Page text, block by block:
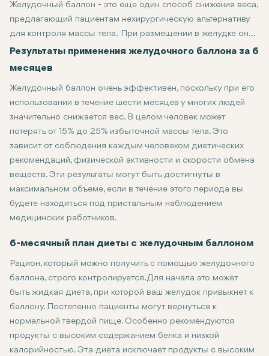
Желудочный баллон - это еще один способ снижения веса,
предлагающий пациентам нехирургическую альтернативу
для контроля массы тела. При размещении в желудке он
помогает создать ощущение сытости и, следовательно,
может существенно повлиять на снижение веса и общее
состояние здоровья пациента. В течение шести месяцев
было бы важно понять последствия, преимущества и
побочные эффекты такого подхода.
Для многих людей шесть месяцев - это значительное
Результаты применения желудочного баллона за 6
месяцев
Желудочный баллон очень эффективен, поскольку при его
использовании в течение шести месяцев у многих людей
значительно снижается вес. В целом человек может
потерять от 15% до 25% избыточной массы тела. Это
зависит от соблюдения каждым человеком диетических
рекомендаций, физической активности и скорости обмена
веществ. Эти результаты могут быть достигнуты в
максимальном объеме, если в течение этого периода вы
будете находиться под пристальным наблюдением
медицинских работников.
6-месячный план диеты с желудочным баллоном
Рацион, который можно получить с помощью желудочного
баллона, строго контролируется. Для начала это может
быть жидкая диета, при которой ваш желудок привыкнет к
баллону. Постепенно пациенты могут вернуться к
нормальной твердой пище. Особенно рекомендуются
продукты с высоким содержанием белка и низкой
калорийностью. Эта диета исключает продукты с высоким